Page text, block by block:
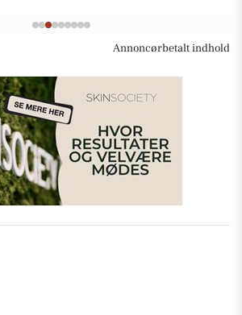
Annoncørbetalt indhold